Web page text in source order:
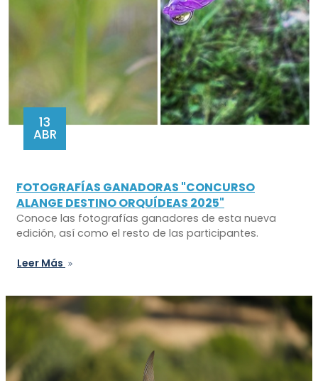
13
ABR
FOTOGRAFÍAS GANADORAS "CONCURSO
ALANGE DESTINO ORQUÍDEAS 2025"
Conoce las fotografías ganadores de esta nueva
edición, así como el resto de las participantes.
Leer Más